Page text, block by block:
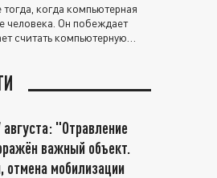
когда компьютерная
человека. Он побеждает
считать компьютерную
августа: "Отравление
важный объект.
отмена мобилизации